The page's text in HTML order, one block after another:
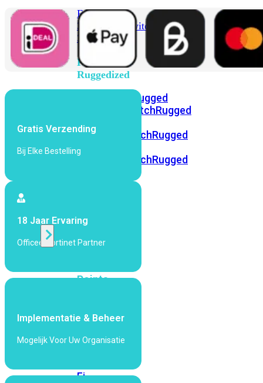
FortiSwitch
3032E
FortiSwitch
3032G
FortiSwitch
Ruggedized
FortiSwitchRugged
FortiSwitchRugged
112F-
POE FortiSwitchRugged
216F-
POE
FortiSwitchRugged
WiFi
Points
Wi-
Generatie
Fi
Gratis Verzending
Bij Elke Bestelling
18 Jaar Ervaring
Officeel Fortinet Partner
Implementatie & Beheer
Mogelijk Voor Uw Organisatie